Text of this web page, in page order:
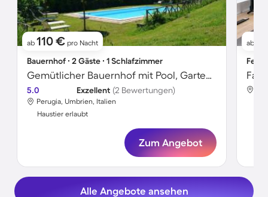
ab 110 € pro Nacht
Bauernhof ∙ 2 Gäste ∙ 1 Schlafzimmer
Gemütlicher Bauernhof mit Pool, Garten und Grill | Haustiere sind willkommen
5.0 Exzellent (2 Bewertungen)
Perugia, Umbrien, Italien
Haustier erlaubt
Zum Angebot
ab
Alle Angebote ansehen